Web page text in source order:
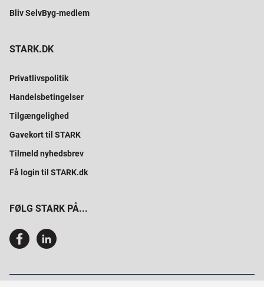
Bliv SelvByg-medlem
STARK.DK
Privatlivspolitik
Handelsbetingelser
Tilgængelighed
Gavekort til STARK
Tilmeld nyhedsbrev
Få login til STARK.dk
FØLG STARK PÅ...